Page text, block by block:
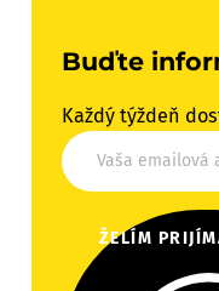
Buďte
Každý týždeň
ŽELÍM